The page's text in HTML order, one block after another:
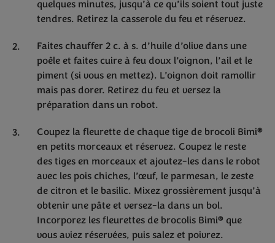
quelques minutes, jusqu’à ce qu’ils soient tout juste
tendres. Retirez la casserole du feu et réservez.
Faites chauffer 2 c. à s. d’huile d’olive dans une
poêle et faites cuire à feu doux l’oignon, l’ail et le
piment (si vous en mettez). L’oignon doit ramollir
mais pas dorer. Retirez du feu et versez la
préparation dans un robot.
Coupez la fleurette de chaque tige de brocoli Bimi®
en petits morceaux et réservez. Coupez le reste
des tiges en morceaux et ajoutez-les dans le robot
avec les pois chiches, l’œuf, le parmesan, le zeste
de citron et le basilic. Mixez grossièrement jusqu’à
obtenir une pâte et versez-la dans un bol.
Incorporez les fleurettes de brocolis Bimi® que
vous aviez réservées, puis salez et poivrez.